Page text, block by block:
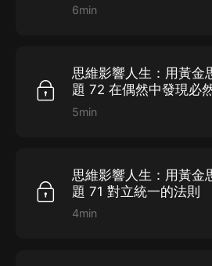
6min
思維影響人生：用黃金
題 72 在偶然中發現必
5min
思維影響人生：用黃金
題 71 對立統一的法則
4min